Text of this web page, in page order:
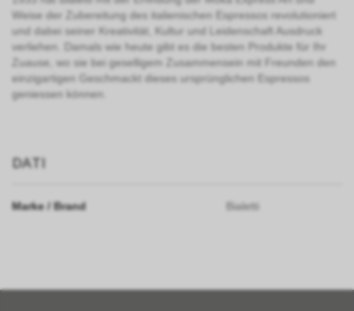
Weise der Zubereitung des italienischen Espressos revolutioniert
und dabei seiner Kreativität, Kultur und Leidenschaft Ausdruck
verliehen. Damals wie heute gibt es die besten Produkte für Ihr
Zuause, wo sie bei geselligem Zusammensein mit Freunden den
einzigartigen Geschmackt dieses ursprünglichen Espressos
geniessen können.
DATI
Marke / Brand Bialetti